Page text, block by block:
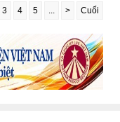
3 4 5 ... > Cuối